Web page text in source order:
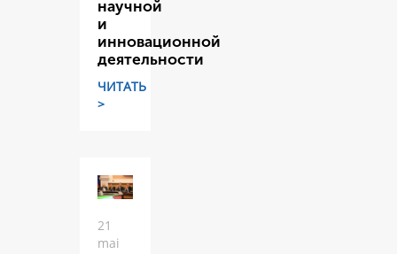
научной
и
инновационной
деятельности
ЧИТАТЬ
>
21
mai